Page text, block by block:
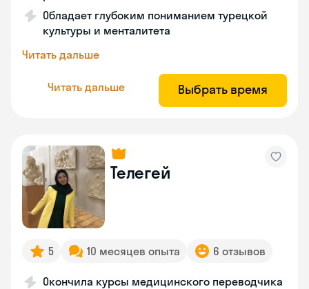
Обладает глубоким пониманием турецкой
культуры и менталитета
Читать дальше
Читать дальше Выбрать время
Телегей
5 10 месяцев опыта 6 отзывов
Окончила курсы медицинского переводчика